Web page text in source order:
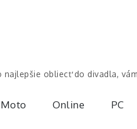
obliecť do divadla,
Moto Online PC